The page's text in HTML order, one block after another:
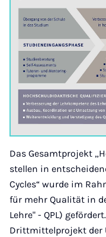
Das Gesamtprojekt
stellen in
Cycles“ wurde im
für mehr Qualität in
Lehre" - QPL)
Drittmittelprojekt der